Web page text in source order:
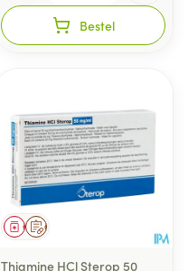
Bestel
Op voorschrift
Geneesmiddel
Thiamine HCl Sterop 50